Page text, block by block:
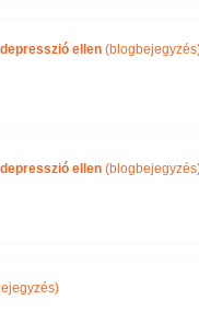
ellen
ellen